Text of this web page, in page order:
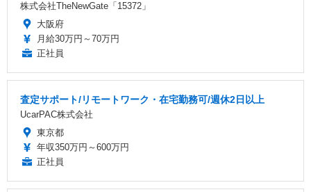
株式会社TheNewGate「15372」
大阪府
月給30万円～70万円
正社員
査定サポート/リモートワーク・在宅勤務可/週休2日以上
UcarPAC株式会社
東京都
年収350万円～600万円
正社員